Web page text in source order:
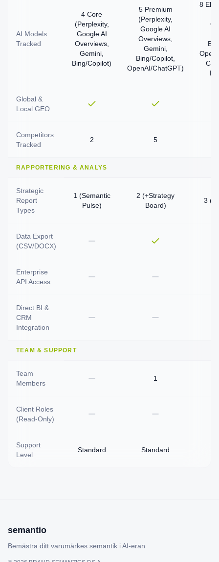
AI Models
Tracked
4 Core
(Perplexity,
Google AI
Overviews,
Gemini,
Bing/Copilot)
5 Premium
(Perplexity,
Google AI
Overviews,
Gemini,
Bing/Copilot,
OpenAI/ChatGPT)
8
Global &
Local GEO
Competitors
Tracked
2 5
RAPPORTERING & ANALYS
Strategic
Report
Types
1 (Semantic
Pulse)
2 (+Strategy
Board)
3
Data Export
(CSV/DOCX)
Enterprise
API Access
Direct BI &
CRM
Integration
TEAM & SUPPORT
Team
Members
1
Client Roles
(Read-Only)
Support
Level
Standard Standard
semantio
Bemästra ditt varumärkes semantik i AI-eran